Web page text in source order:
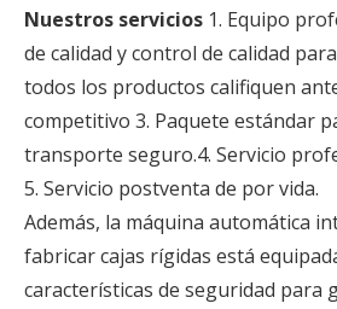
Nuestros servicios 1. Equipo
de calidad y control de calidad
todos los productos califiquen
competitivo 3. Paquete estándar
transporte seguro.4. Servicio
5. Servicio postventa de por vida.
Además, la máquina automática
fabricar cajas rígidas está
características de seguridad para